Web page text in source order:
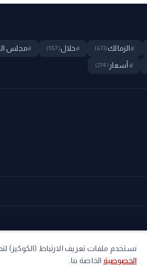
#الزمالك(673)
#خلال(557)
#مجلس
# أسعار (274)
explore نستخدم ملفات تعريف الارتباط
الخصوصية الخاصة بنا.